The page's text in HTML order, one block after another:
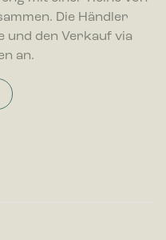
Die Händler
und den Verkauf via
an.